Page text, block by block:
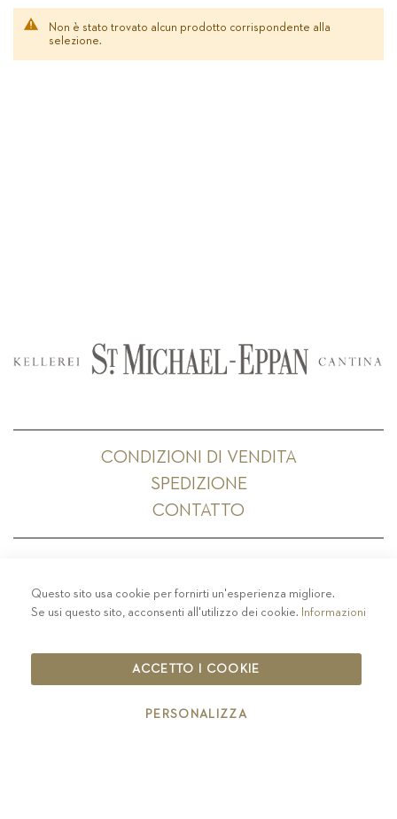
Non è stato trovato alcun prodotto corrispondente alla
selezione.
CONDIZIONI DI VENDITA
SPEDIZIONE
CONTATTO
PRIVACY-COLOPHON - COOKIE POLICY
CODICE ETICO
IT00126670215
Questo sito usa cookie per fornirti un'esperienza migliore.
Se usi questo sito, acconsenti all'utilizzo dei cookie. Informazioni
ACCETTO I COOKIE
PERSONALIZZA